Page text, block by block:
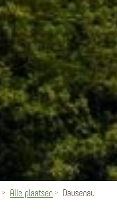
Alle plaatsen Dausenau